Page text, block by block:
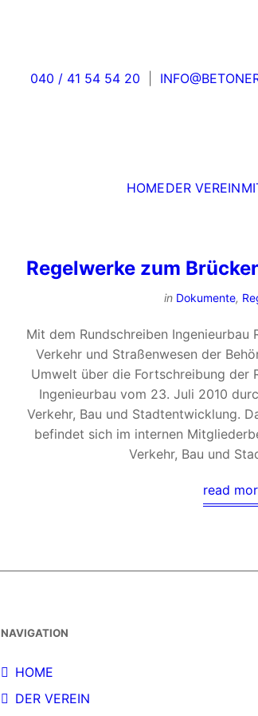
040 / 41 54 54 20
HOMEDER VEREIN
Regelwerke zum
in Dokumente,
Mit dem Rundschreiben
Verkehr und Straßenwesen der
Umwelt über die Fortschreibung der
Ingenieurbau vom 23. Juli 2010
Verkehr, Bau und Stadtentwicklung.
befindet sich im internen
Verkehr, Bau und
read
NAVIGATION
HOME
DER VEREIN